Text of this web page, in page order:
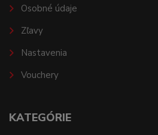
Osobné údaje
Zľavy
Nastavenia
Vouchery
KATEGÓRIE